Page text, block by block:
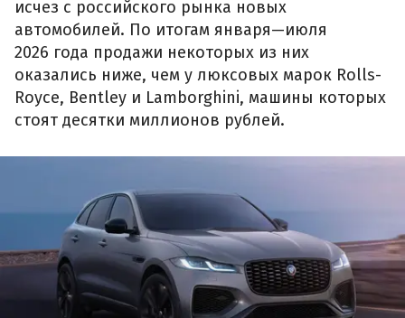
исчез с российского рынка новых
автомобилей. По итогам января—июля
2026 года продажи некоторых из них
оказались ниже, чем у люксовых марок Rolls-
Royce, Bentley и Lamborghini, машины которых
стоят десятки миллионов рублей.